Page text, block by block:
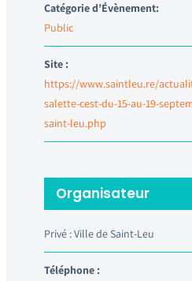
Catégorie d’Évènement:
Public
Site :
https://www.saintleu.re/
salette-cest-du-15-au-19-
saint-leu.php
Organisateur
Privé : Ville de Saint-Leu
Téléphone :